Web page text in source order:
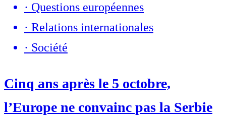
· Questions européennes
· Relations internationales
· Société
Cinq ans après le 5 octobre,
l’Europe ne convainc pas la Serbie